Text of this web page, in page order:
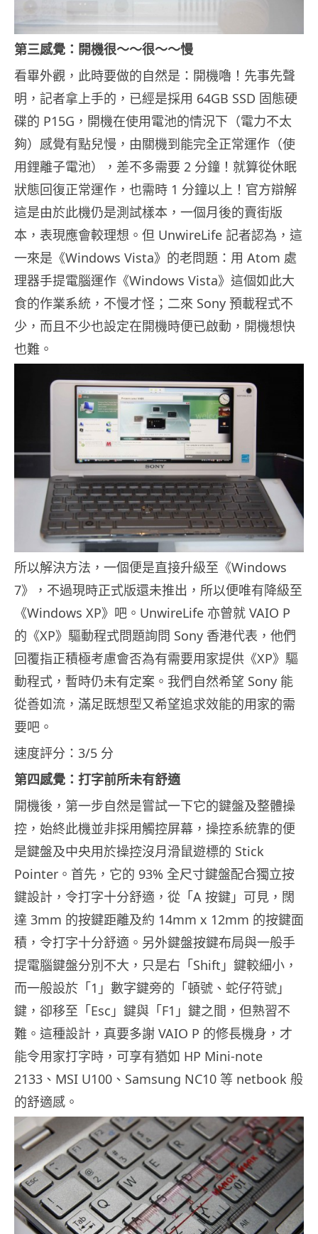
第三感覺：開機很～～很～～慢
看畢外觀，此時要做的自然是：開機嚕！先事先聲
明，記者拿上手的，已經是採用 64GB SSD 固態硬
碟的 P15G，開機在使用電池的情況下（電力不太
夠）感覺有點兒慢，由關機到能完全正常運作（使
用鋰離子電池），差不多需要 2 分鐘！就算從休眠
狀態回復正常運作，也需時 1 分鐘以上！官方辯解
這是由於此機仍是測試樣本，一個月後的賣街版
本，表現應會較理想。但 UnwireLife 記者認為，這
一來是《Windows Vista》的老問題：用 Atom 處
理器手提電腦運作《Windows Vista》這個如此大
食的作業系統，不慢才怪；二來 Sony 預載程式不
少，而且不少也設定在開機時便已啟動，開機想快
也難。
所以解決方法，一個便是直接升級至《Windows
7》，不過現時正式版還未推出，所以便唯有降級至
《Windows XP》吧。UnwireLife 亦曾就 VAIO P
的《XP》驅動程式問題詢問 Sony 香港代表，他們
回覆指正積極考慮會否為有需要用家提供《XP》驅
動程式，暫時仍未有定案。我們自然希望 Sony 能
從善如流，滿足既想型又希望追求效能的用家的需
要吧。
速度評分：3/5 分
第四感覺：打字前所未有舒適
開機後，第一步自然是嘗試一下它的鍵盤及整體操
控，始終此機並非採用觸控屏幕，操控系統靠的便
是鍵盤及中央用於操控沒月滑鼠遊標的 Stick
Pointer。首先，它的 93% 全尺寸鍵盤配合獨立按
鍵設計，令打字十分舒適，從「A 按鍵」可見，闊
達 3mm 的按鍵距離及約 14mm x 12mm 的按鍵面
積，令打字十分舒適。另外鍵盤按鍵布局與一般手
提電腦鍵盤分別不大，只是右「Shift」鍵較細小，
而一般設於「1」數字鍵旁的「頓號、蛇仔符號」
鍵，卻移至「Esc」鍵與「F1」鍵之間，但熟習不
難。這種設計，真要多謝 VAIO P 的修長機身，才
能令用家打字時，可享有猶如 HP Mini-note
2133、MSI U100、Samsung NC10 等 netbook 般
的舒適感。